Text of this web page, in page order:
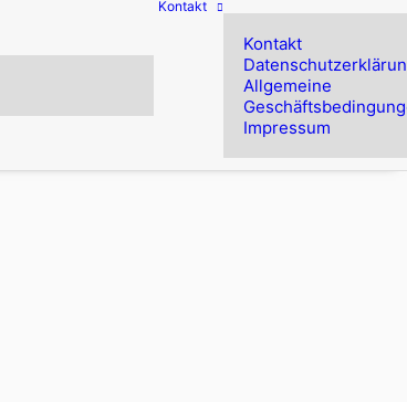
Kontakt
Kontakt
Allgemeine
Impressum